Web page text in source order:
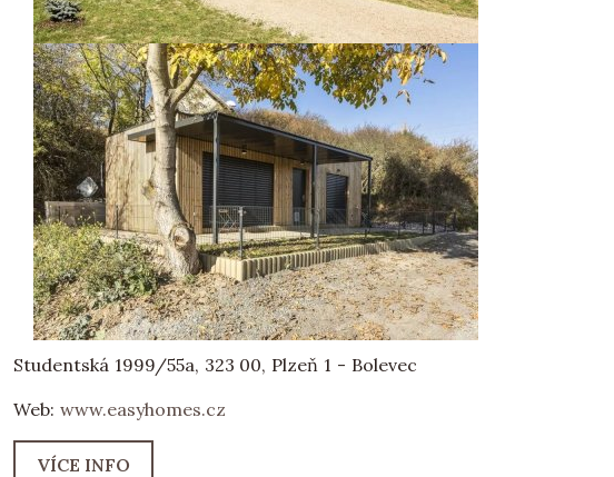
Studentská 1999/55a, 323 00, Plzeň 1 - Bolevec
Web: www.easyhomes.cz
VÍCE INFO